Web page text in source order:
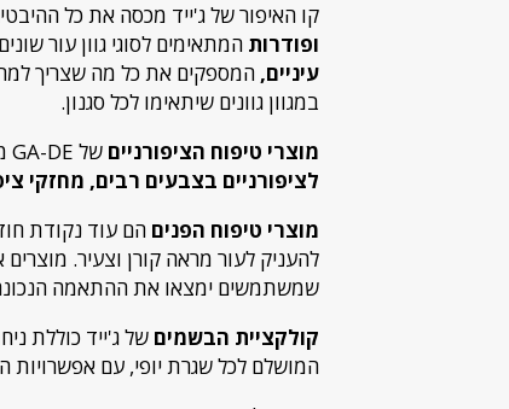
קו האיפור של ג'ייד מכסה את כל
ופודרות המתאימים לסוגי גוון עור
עיניים, המספקים את כל מה שצריך
במגוון גוונים שיתאימו לכל סגנון.
מוצרי טיפוח הציפורניים של GA-DE מבטיחים ציפורניים בריאות ויפות. המגוון כולל
לציפורניים בצבעים רבים, מחזקי
מוצרי טיפוח הפנים הם עוד נקודת
להעניק לעור מראה קורן וצעיר.
שמשתמשים ימצאו את ההתאמה
קולקציית הבשמים של ג'ייד כוללת
המושלם לכל שגרת יופי, עם אפשרויות